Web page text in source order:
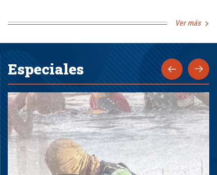
Ver más
Especiales